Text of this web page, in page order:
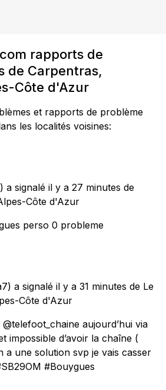
rapports de
de Carpentras,
Côte d'Azur
et rapports de problème
les localités voisines:
a signalé il y a 27 minutes de
Côte d'Azur
perso 0 probleme
a signalé il y a 31 minutes de Le
Côte d'Azur
aujourd’hui via
impossible d’avoir la chaîne (
a une solution svp je vais casser
#Bouygues